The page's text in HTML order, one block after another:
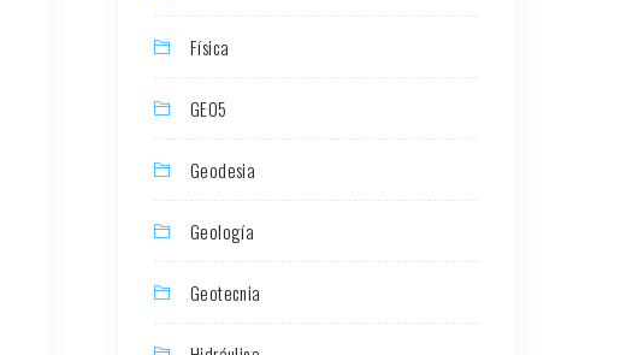
Física
GEO5
Geodesia
Geología
Geotecnia